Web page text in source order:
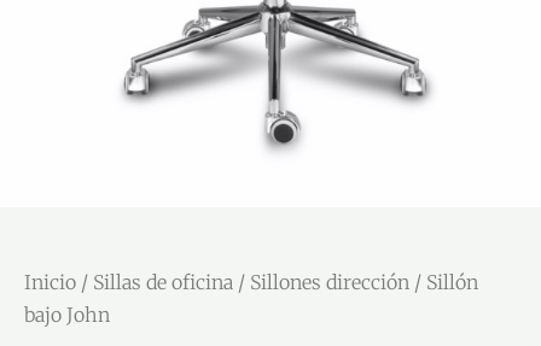
Inicio / Sillas de oficina / Sillones dirección / Sillón
bajo John